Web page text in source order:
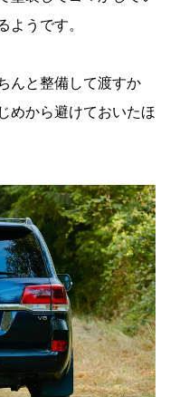
ようです。
んと整備して渡すか
めから避けておいたほ